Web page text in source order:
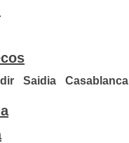
Saidia Casablanca